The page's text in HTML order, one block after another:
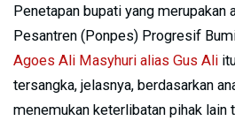
Penetapan bupati yang merupakan
Pesantren (Ponpes) Progresif
Agoes Ali Masyhuri alias Gus Ali
tersangka, jelasnya, berdasarkan
menemukan keterlibatan pihak lain